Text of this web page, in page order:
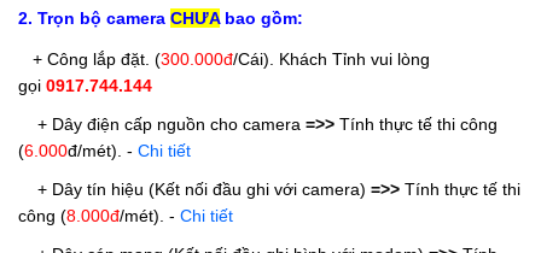
2. Trọn bộ camera CHƯAbao gồm:
+ Công lắp đặt. (300.000đ/Cái). Khách Tỉnh vui lòng
gọi 0917.744.144
+ Dây điện cấp nguồn cho camera =>> Tính thực tế thi công
(6.000đ/mét). - Chi tiết
+ Dây tín hiệu (Kết nối đầu ghi với camera) =>> Tính thực tế thi
công (8.000đ/mét). - Chi tiết